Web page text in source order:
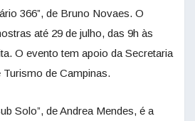
366”, de Bruno Novaes. O
até 29 de julho, das 9h às
O evento tem apoio da Secretaria
Turismo de Campinas.
Solo”, de Andrea Mendes, é a